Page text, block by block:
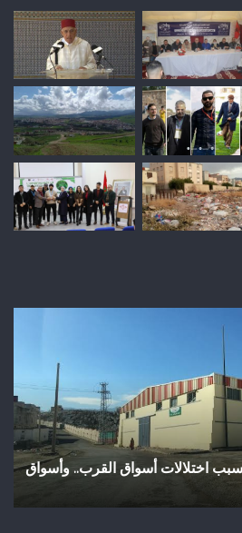
شخص
إثر
طعنة
بالسلاح
الأبيض
بوادي
بوزملان
ضواحي
ومطالب
وفاة شخص إثر طعنة بالسلاح الأبيض
تازة.. ومطالب بتعزيز الأمن